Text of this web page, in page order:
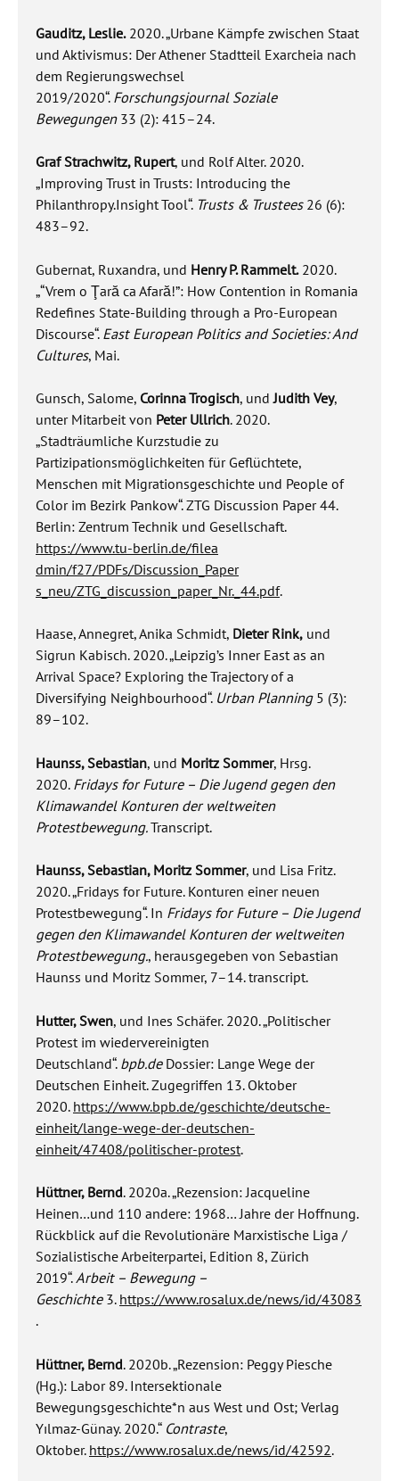
Gauditz, Leslie.2020. „Urbane Kämpfe zwischen Staat
und Aktivismus: Der Athener Stadtteil Exarcheia nach
dem Regierungswechsel
2019/2020“.Forschungsjournal Soziale
Bewegungen33 (2): 415–24.
Graf Strachwitz, Rupert, und Rolf Alter. 2020.
„Improving Trust in Trusts: Introducing the
Philanthropy.Insight Tool“. Trusts & Trustees26 (6):
483–92.
Gubernat, Ruxandra, und Henry P. Rammelt.2020.
„“Vrem o Ţară ca Afară!”: How Contention in Romania
Redefines State-Building through a Pro-European
Discourse“.East European Politics and Societies: And
Cultures, Mai.
Gunsch, Salome, Corinna Trogisch, undJudith Vey,
unter Mitarbeit von Peter Ullrich. 2020.
„Stadträumliche Kurzstudie zu
Partizipationsmöglichkeiten für Geflüchtete,
Menschen mit Migrationsgeschichte und People of
Color im Bezirk Pankow“. ZTG Discussion Paper 44.
Berlin: Zentrum Technik und Gesellschaft.
https://www.tu-berlin.de/filea
dmin/f27/PDFs/Discussion_Paper
s_neu/ZTG_discussion_paper_Nr. _44.pdf.
Haase, Annegret, Anika Schmidt, Dieter Rink, und
Sigrun Kabisch. 2020. „Leipzig’s Inner East as an
Arrival Space? Exploring the Trajectory of a
Diversifying Neighbourhood“. Urban Planning5 (3):
89–102.
Haunss, Sebastian, und Moritz Sommer, Hrsg.
2020.Fridays for Future – Die Jugend gegen den
Klimawandel Konturen der weltweiten
Protestbewegung.Transcript.
Haunss, Sebastian, Moritz Sommer, und Lisa Fritz.
2020. „Fridays for Future. Konturen einer neuen
Protestbewegung“. In Fridays for Future – Die Jugend
gegen den Klimawandel Konturen der weltweiten
Protestbewegung., herausgegeben von Sebastian
Haunss und Moritz Sommer, 7–14. transcript.
Hutter, Swen, und Ines Schäfer. 2020. „Politischer
Protest im wiedervereinigten
Deutschland“.bpb.deDossier: Lange Wege der
Deutschen Einheit. Zugegriffen 13. Oktober
2020.https://www.bpb.de/geschichte/deutsche-
einheit/lange-wege-der-deutschen-
einheit/47408/politischer-protest.
Hüttner, Bernd. 2020a. „Rezension: Jacqueline
Heinen…und 110 andere: 1968… Jahre der Hoffnung.
Rückblick auf die Revolutionäre Marxistische Liga /
Sozialistische Arbeiterpartei, Edition 8, Zürich
2019“.Arbeit – Bewegung –
Geschichte3.https://www.rosalux.de/news/id/43083
.
Hüttner, Bernd. 2020b. „Rezension: Peggy Piesche
(Hg.): Labor 89. Intersektionale
Bewegungsgeschichte*n aus West und Ost; Verlag
Yılmaz-Günay. 2020.“ Contraste,
Oktober.https://www.rosalux.de/news/id/42592.